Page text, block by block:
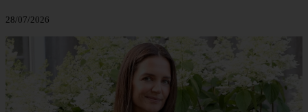
28/07/2026